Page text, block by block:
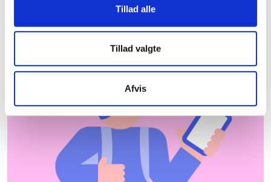
Tillad alle
Tillad valgte
Afvis
Hvor kommer dataene